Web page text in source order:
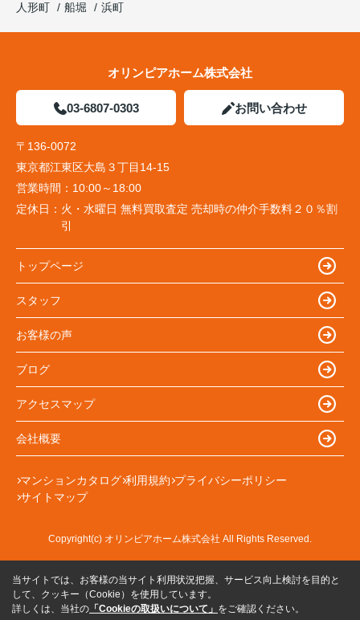
人形町
船堀 浜町
オリンピアホーム株式会社
03-6807-0303 お問い合わせ
〒136-0072
東京都江東区大島３丁目14-15
営業時間： 10:00～18:00
定休日： 火・水曜日 無料買取査定 売却時の仲介手数料２０％割
引
トップページ
スタッフ
お客様の声
ブログ
アクセスマップ
会社概要
マンションカタログ 利用規約 プライバシーポリシー
サイトマップ
Copyright(c) オリンピアホーム株式会社 All Rights Reserved.
当サイトでは、お客様の当サイト利用状況把握、サービス向上検討を目的と
して、クッキー（Cookie）を使用しています。
詳しくは、当社の 「Cookieの取扱いについて」 をご確認ください。